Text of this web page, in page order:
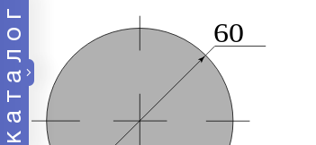
каталог